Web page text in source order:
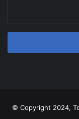
© Copyright 2024,